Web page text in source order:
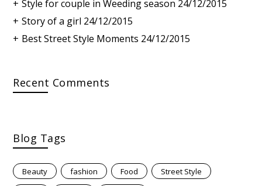
Style for couple in Weeding season 24/12/2015
Story of a girl 24/12/2015
Best Street Style Moments 24/12/2015
Recent Comments
Blog Tags
Beauty fashion Food
Street Style